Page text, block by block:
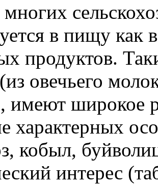
в пищу как
продуктов.
овечьего
имеют широкое
характерных
кобыл,
интерес